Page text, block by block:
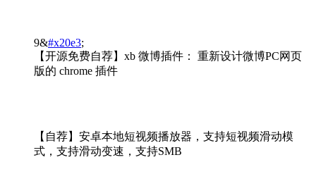
9&#x20e3;
【开源免费自荐】xb 微博插件： 重新设计微博PC网页
版的 chrome 插件
【自荐】安卓本地短视频播放器，支持短视频滑动模
式，支持滑动变速，支持SMB